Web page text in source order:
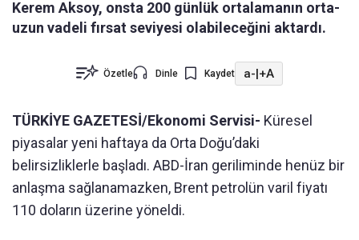
Kerem Aksoy, onsta 200 günlük ortalamanın orta-
uzun vadeli fırsat seviyesi olabileceğini aktardı.
Özetle Dinle Kaydet a-|+A
TÜRKİYE GAZETESİ/Ekonomi Servisi- Küresel
piyasalar yeni haftaya da Orta Doğu’daki
belirsizliklerle başladı. ABD-İran geriliminde henüz bir
anlaşma sağlanamazken, Brent petrolün varil fiyatı
110 doların üzerine yöneldi.